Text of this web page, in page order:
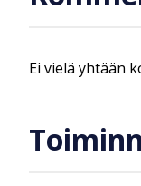
Ei vielä yhtään